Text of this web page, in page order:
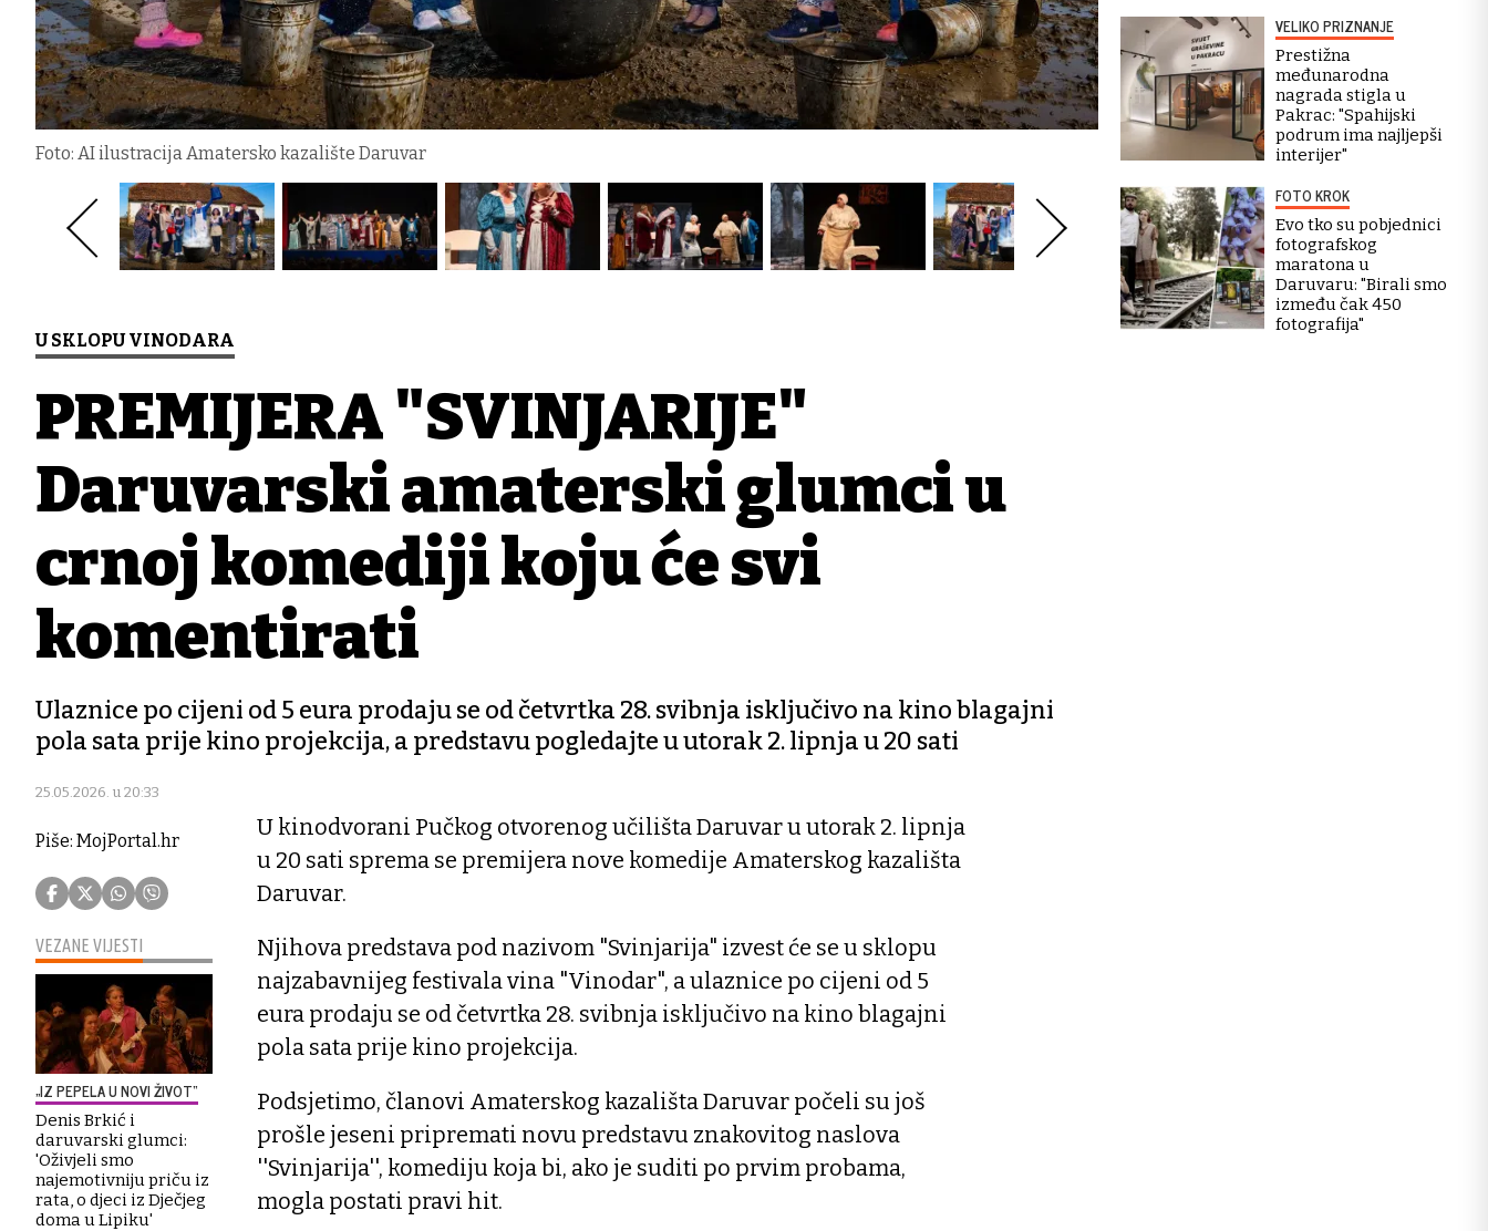
Foto: AI ilustracija Amatersko kazalište Daruvar
U SKLOPU VINODARA
PREMIJERA "SVINJARIJE"
Daruvarski amaterski glumci u
crnoj komediji koju će svi
komentirati
Ulaznice po cijeni od 5 eura prodaju se od četvrtka 28. svibnja isključivo na kino blagajni
pola sata prije kino projekcija, a predstavu pogledajte u utorak 2. lipnja u 20 sati
25.05.2026. u 20:33
Piše: MojPortal.hr
VEZANE VIJESTI
„IZ PEPELA U NOVI ŽIVOT“
Denis Brkić i
daruvarski glumci:
'Oživjeli smo
najemotivniju priču iz
rata, o djeci iz Dječjeg
doma u Lipiku'
U kinodvorani Pučkog otvorenog učilišta Daruvar u utorak 2. lipnja
u 20 sati sprema se premijera nove komedije Amaterskog kazališta
Daruvar.
Njihova predstava pod nazivom "Svinjarija" izvest će se u sklopu
najzabavnijeg festivala vina "Vinodar", a ulaznice po cijeni od 5
eura prodaju se od četvrtka 28. svibnja isključivo na kino blagajni
pola sata prije kino projekcija.
Podsjetimo, članovi Amaterskog kazališta Daruvar počeli su još
prošle jeseni pripremati novu predstavu znakovitog naslova
''Svinjarija'', komediju koja bi, ako je suditi po prvim probama,
mogla postati pravi hit.
VELIKO PRIZNANJE
Prestižna
međunarodna
nagrada stigla u
Pakrac: "Spahijski
podrum ima najljepši
interijer"
FOTO KROK
Evo tko su pobjednici
fotografskog
maratona u
Daruvaru: "Birali smo
između čak 450
fotografija"